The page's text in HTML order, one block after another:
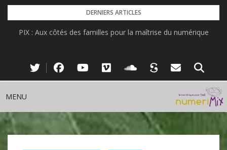
Skip
content
DERNIERS ARTICLES
PIX : Aux côtés des familles pour la maîtrise du numérique
MENU